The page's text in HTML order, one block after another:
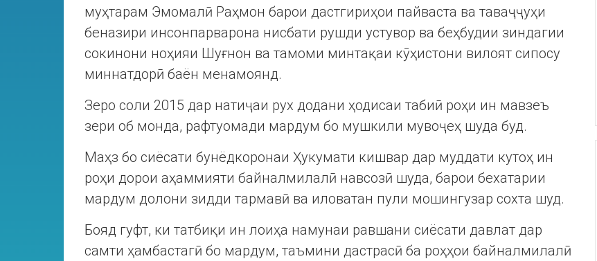
муҳтарам Эмомалӣ Раҳмон барои дастгириҳои пайваста ва таваҷҷуҳи
беназири инсонпарварона нисбати рушди устувор ва беҳбудии зиндагии
сокинони ноҳияи Шуғнон ва тамоми минтақаи кӯҳистони вилоят сипосу
миннатдорӣ баён менамоянд.
Зеро соли 2015 дар натиҷаи рух додани ҳодисаи табиӣ роҳи ин мавзеъ
зери об монда, рафтуомади мардум бо мушкили мувоҷеҳ шуда буд.
Маҳз бо сиёсати бунёдкоронаи Ҳукумати кишвар дар муддати кутоҳ ин
роҳи дорои аҳаммияти байналмилалӣ навсозӣ шуда, барои бехатарии
мардум долони зидди тармавӣ ва иловатан пули мошингузар сохта шуд.
Бояд гуфт, ки татбиқи ин лоиҳа намунаи равшани сиёсати давлат дар
самти ҳамбастагӣ бо мардум, таъмини дастрасӣ ба роҳҳои байналмилалӣ